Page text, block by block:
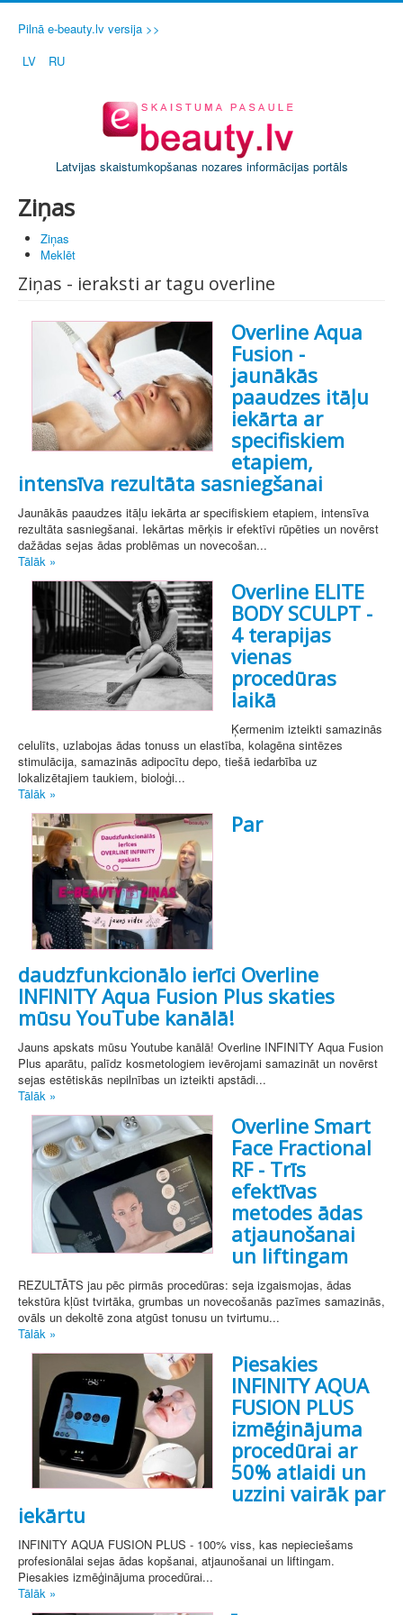
Pilnā e-beauty.lv versija >>
LV
RU
Latvijas skaistumkopšanas nozares informācijas portāls
Ziņas
Ziņas
Meklēt
Ziņas - ieraksti ar tagu overline
Overline Aqua
Fusion -
jaunākās
paaudzes itāļu
iekārta ar
specifiskiem
etapiem,
intensīva rezultāta sasniegšanai
Jaunākās paaudzes itāļu iekārta ar specifiskiem etapiem, intensīva
rezultāta sasniegšanai. Iekārtas mērķis ir efektīvi rūpēties un novērst
dažādas sejas ādas problēmas un novecošan...
Tālāk »
Overline ELITE
BODY SCULPT -
4 terapijas
vienas
procedūras
laikā
Ķermenim izteikti samazinās
celulīts, uzlabojas ādas tonuss un elastība, kolagēna sintēzes
stimulācija, samazinās adipocītu depo, tiešā iedarbība uz
lokalizētajiem taukiem, bioloģi...
Tālāk »
Par
daudzfunkcionālo ierīci Overline
INFINITY Aqua Fusion Plus skaties
mūsu YouTube kanālā!
Jauns apskats mūsu Youtube kanālā! Overline INFINITY Aqua Fusion
Plus aparātu, palīdz kosmetologiem ievērojami samazināt un novērst
sejas estētiskās nepilnības un izteikti apstādi...
Tālāk »
Overline Smart
Face Fractional
RF - Trīs
efektīvas
metodes ādas
atjaunošanai
un liftingam
REZULTĀTS jau pēc pirmās procedūras: seja izgaismojas, ādas
tekstūra kļūst tvirtāka, grumbas un novecošanās pazīmes samazinās,
ovāls un dekoltē zona atgūst tonusu un tvirtumu...
Tālāk »
Piesakies
INFINITY AQUA
FUSION PLUS
izmēģinājuma
procedūrai ar
50% atlaidi un
uzzini vairāk par
iekārtu
INFINITY AQUA FUSION PLUS - 100% viss, kas nepieciešams
profesionālai sejas ādas kopšanai, atjaunošanai un liftingam.
Piesakies izmēģinājuma procedūrai...
Tālāk »